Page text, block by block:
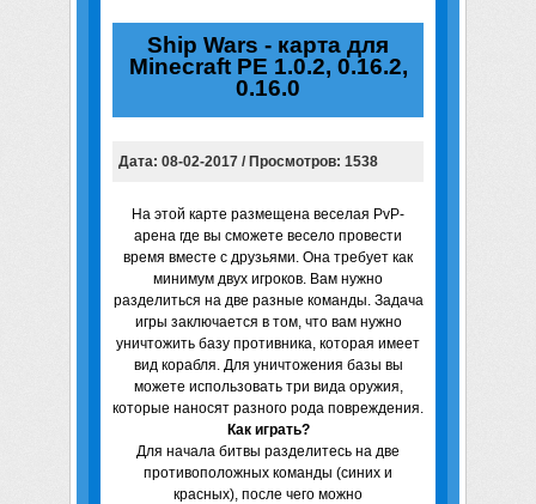
Ship Wars - карта для
Minecraft PE 1.0.2, 0.16.2,
0.16.0
Дата: 08-02-2017 / Просмотров: 1538
На этой карте размещена веселая PvP-
арена где вы сможете весело провести
время вместе с друзьями. Она требует как
минимум двух игроков. Вам нужно
разделиться на две разные команды. Задача
игры заключается в том, что вам нужно
уничтожить базу противника, которая имеет
вид корабля. Для уничтожения базы вы
можете использовать три вида оружия,
которые наносят разного рода повреждения.
Как играть?
Для начала битвы разделитесь на две
противоположных команды (синих и
красных), после чего можно